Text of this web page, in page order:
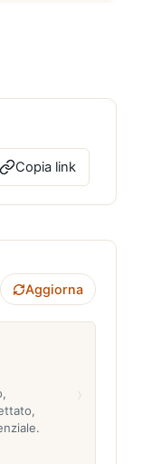
Copia link
Aggiorna